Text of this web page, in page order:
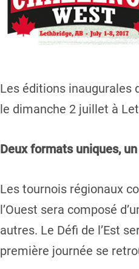
Les éditions inaugurales
le dimanche 2 juillet à
Deux formats uniques,
Les tournois régionaux
l’Ouest sera composé
autres. Le Défi de l’Est
première journée se